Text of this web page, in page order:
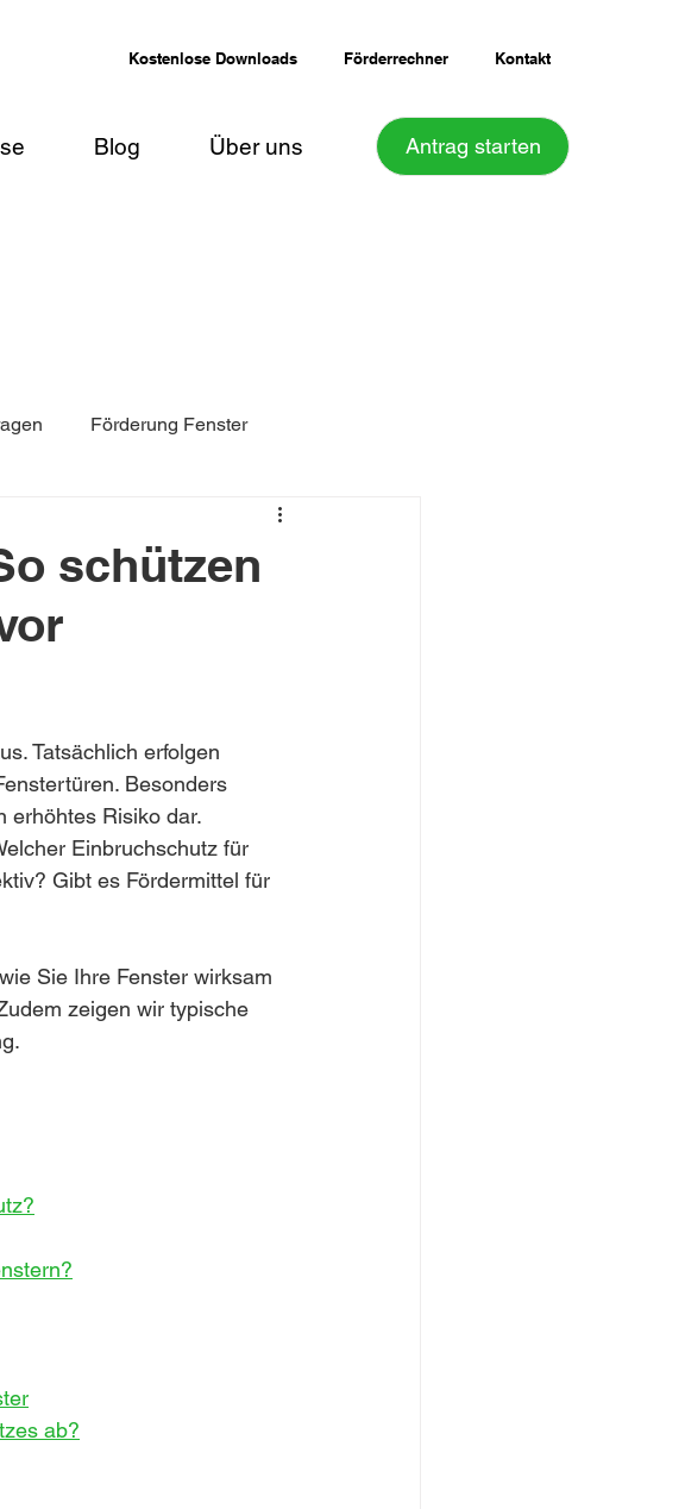
Kostenlose Downloads Förderrechner Kontakt
Blog Über uns Antrag starten
Förderung Fenster
Sanierungsfahrplan iSFP
schützen
Tatsächlich erfolgen
Besonders
erhöhtes Risiko dar.
Einbruchschutz für
Gibt es Fördermittel für
Sie Ihre Fenster wirksam
zeigen wir typische
ab?